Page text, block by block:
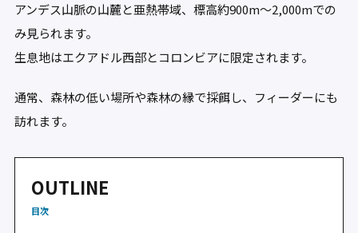
アンデス山脈の山麓と亜熱帯域、標高約900m〜2,000mでの
み見られます。
生息地はエクアドル西部とコロンビアに限定されます。
通常、森林の低い場所や森林の縁で採餌し、フィーダーにも
訪れます。
OUTLINE
目次